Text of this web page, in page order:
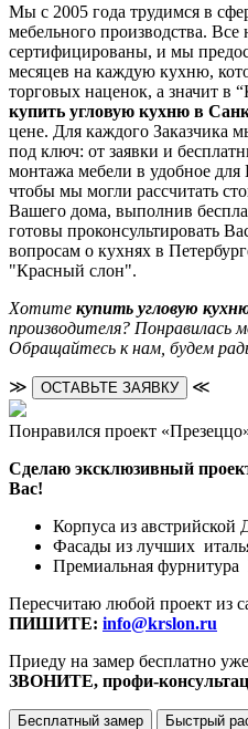
Мы с 2005 года трудимся в
мебельного производства.
сертифицированы, и мы
месяцев на каждую кухню,
торговых наценок, а значит в
купить угловую кухню в
цене. Для каждого Заказчика
под ключ: от заявки и
монтажа мебели в удобное для
чтобы мы могли рассчитать
Вашего дома, выполнив
готовы проконсультировать
вопросам о кухнях в
"Красный слон".
Хотите купить угловую
производителя? Понравилась
Обращайтесь к нам, будем
≫ ОСТАВЬТЕ ЗАЯВКУ ≪
Понравился проект
Сделаю эксклюзивный
Вас!
Корпуса из
Фасады из лучших
Премиальная фурнитура
Пересчитаю любой проект из
ПИШИТЕ: info@krslon.ru
Приеду на замер бесплатно
ЗВОНИТЕ, профи-
Бесплатный замер Быстрый